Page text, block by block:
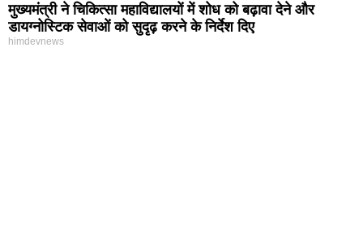
मुख्यमंत्री ने चिकित्सा महाविद्यालयों में शोध को बढ़ावा देने और
डायग्नोस्टिक सेवाओं को सुदृढ़ करने के निर्देश दिए
himdevnews